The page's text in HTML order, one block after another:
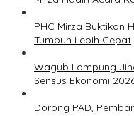
PHC Mirza Buktikan
Tumbuh Lebih Cepat
Wagub Lampung
Sensus Ekonomi
Dorong PAD,